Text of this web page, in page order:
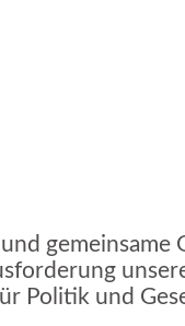
Politik und